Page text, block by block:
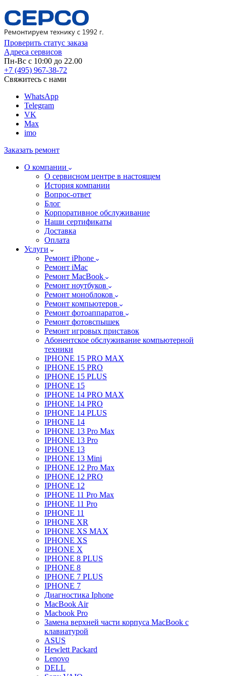
Проверить статус заказа
Адреса сервисов
Пн-Вс с 10:00 до 22.00
+7 (495) 967-38-72
Свяжитесь с нами
WhatsApp
Telegram
VK
Max
imo
Заказать ремонт
О компании
О сервисном центре в настоящем
История компании
Вопрос-ответ
Блог
Корпоративное обслуживание
Наши сертификаты
Доставка
Оплата
Услуги
Ремонт iPhone
Ремонт iMac
Ремонт MacBook
Ремонт ноутбуков
Ремонт моноблоков
Ремонт компьютеров
Ремонт фотоаппаратов
Ремонт фотовспышек
Ремонт игровых приставок
Абонентское обслуживание компьютерной
техники
IPHONE 15 PRO MAX
IPHONE 15 PRO
IPHONE 15 PLUS
IPHONE 15
IPHONE 14 PRO MAX
IPHONE 14 PRO
IPHONE 14 PLUS
IPHONE 14
IPHONE 13 Pro Max
IPHONE 13 Pro
IPHONE 13
IPHONE 13 Mini
IPHONE 12 Pro Max
IPHONE 12 PRO
IPHONE 12
IPHONE 11 Pro Max
IPHONE 11 Pro
IPHONE 11
IPHONE XR
IPHONE XS MAX
IPHONE XS
IPHONE X
IPHONE 8 PLUS
IPHONE 8
IPHONE 7 PLUS
IPHONE 7
Диагностика Iphone
MacBook Air
Macbook Pro
Замена верхней части корпуса MacBook с
клавиатурой
ASUS
Hewlett Packard
Lenovo
DELL